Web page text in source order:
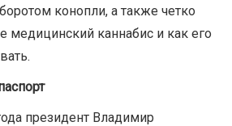
конопли, а также четко
медицинский каннабис и как его
президент Владимир